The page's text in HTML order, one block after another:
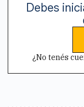
Debes
¿No tenés